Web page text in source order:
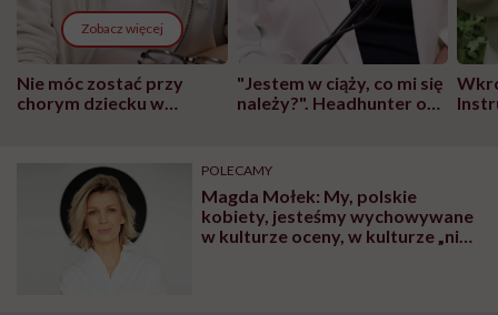
Zobacz więcej
Nie móc zostać przy
chorym dziecku w
może chyba tylko
głupota i brak
wyobraźni"
"Jestem w ciąży, co mi się
należy?". Headhunter o
pracy
POLECAMY
Magda Mołek: My, polskie
kobiety, jesteśmy wychowywane
w kulturze oceny, w kulturze „nie